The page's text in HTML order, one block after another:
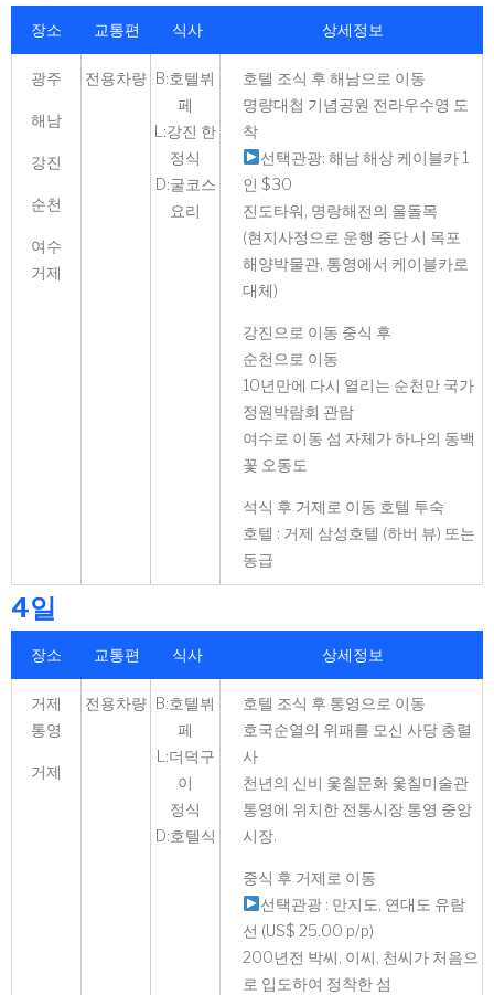
장소 교통편 식사 상세정보
광주
해남
강진
순천
여수
거제
전용차량 B:호텔뷔
페
L:강진 한
정식
D:굴코스
요리
호텔 조식 후 해남으로 이동
명량대첩 기념공원 전라우수영 도
착
선택관광: 해남 해상 케이블카 1
인 $30
진도타워, 명랑해전의 울돌목
(현지사정으로 운행 중단 시 목포
해양박물관, 통영에서 케이블카로
대체)
강진으로 이동 중식 후
순천으로 이동
10년만에 다시 열리는 순천만 국가
정원박람회 관람
여수로 이동 섬 자체가 하나의 동백
꽃 오동도
석식 후 거제로 이동 호텔 투숙
호텔 : 거제 삼성호텔 (하버 뷰) 또는
동급
4일
장소 교통편 식사 상세정보
거제
통영
거제
전용차량 B:호텔뷔
페
L:더덕구
이
정식
D:호텔식
호텔 조식 후 통영으로 이동
호국순열의 위패를 모신 사당 충렬
사
천년의 신비 옻칠문화 옻칠미술관
통영에 위치한 전통시장 통영 중앙
시장.
중식 후 거제로 이동
선택관광 : 만지도, 연대도 유람
선 (US$ 25.00 p/p)
200년전 박씨, 이씨, 천씨가 처음으
로 입도하여 정착한 섬